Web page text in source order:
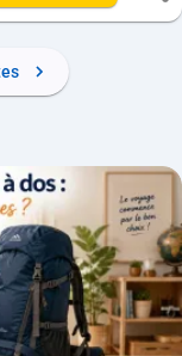
ce deal: 0
de